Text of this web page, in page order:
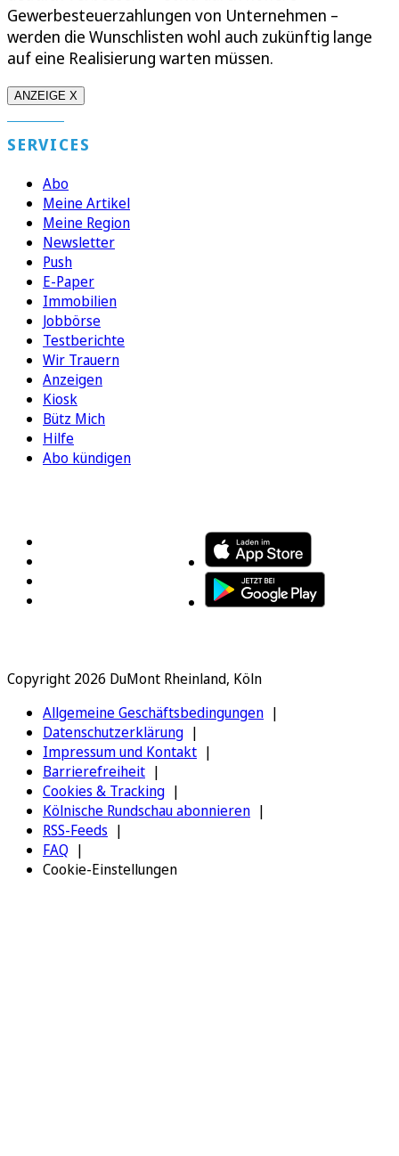
Gewerbesteuerzahlungen von Unternehmen –
werden die Wunschlisten wohl auch zukünftig lange
auf eine Realisierung warten müssen.
ANZEIGE X
SERVICES
Abo
Meine Artikel
Meine Region
Newsletter
Push
E-Paper
Immobilien
Jobbörse
Testberichte
Wir Trauern
Anzeigen
Kiosk
Bütz Mich
Hilfe
Abo kündigen
Copyright 2026 DuMont Rheinland, Köln
Allgemeine Geschäftsbedingungen
Datenschutzerklärung
Impressum und Kontakt
Barrierefreiheit
Cookies & Tracking
Kölnische Rundschau abonnieren
RSS-Feeds
FAQ
Cookie-Einstellungen